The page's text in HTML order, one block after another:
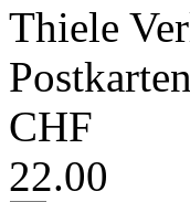
Thiele
CHF
22.00